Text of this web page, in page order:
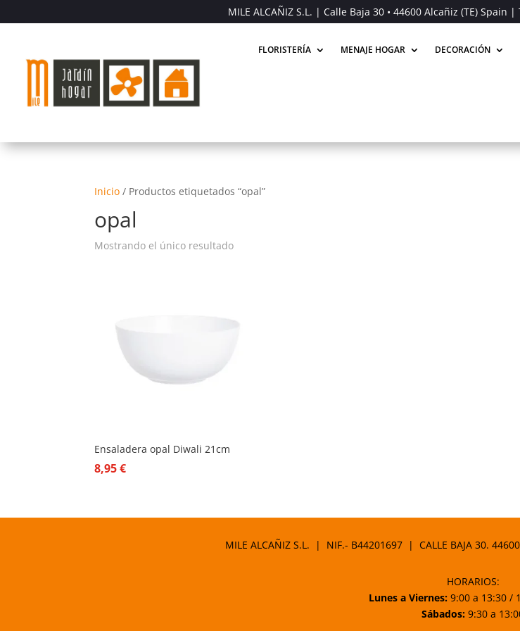
MILE ALCAÑIZ S.L. | Calle Baja 30 • 44600 Alcañiz (TE) Spain |
FLORISTERÍA MENAJE HOGAR DECORACIÓN
Inicio / Productos etiquetados “opal”
opal
Mostrando el único resultado
Ensaladera opal Diwali 21cm
8,95€
MILE ALCAÑIZ S.L. | NIF.- B44201697 | CALLE BAJA 30.
HORARIOS:
Lunes a Viernes:9:00 a 13:30 /
Sábados: 9:30 a